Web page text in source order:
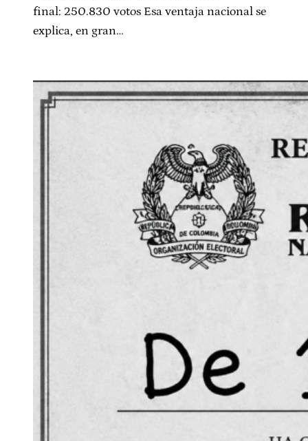
final: 250.830 votos Esa ventaja nacional se
explica, en gran…